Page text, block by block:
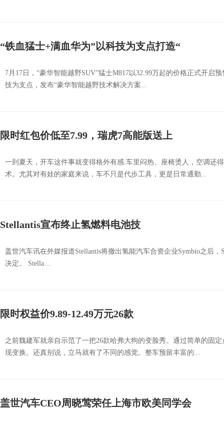
“铁血猛士+满血华为”以科技为支点打造“
7月17日，“豪华智能越野SUV”猛士M817以32.99万起的价格正式开启
技为支点，发布“豪华智能越野技术解决方案...
限时红包价低至7.99，瑞虎7高能版送上
一到夏天，开车这件事就变得格外有感:车里闷热、座椅烫人，空调还
术。尤其对有娃的家庭来说，车不只是代步工具，更是日常通勤...
Stellantis宣布终止氢燃料电池技
盖世汽车讯在外媒报道Stellantis将撤出氢能汽车合资企业Symbio之后
决定。 Stella...
限时权益价9.89-12.49万元26款
之前魏建军就亲自示范了一把26款哈弗大狗的变脸秀。通过简单的固
现变换。还真别说，立马就有了不同的感觉。整车预留丰富的...
盖世汽车CEO周晓莺荣任上海市欧美同学会